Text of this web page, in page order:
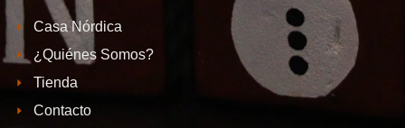
Casa Nórdica
¿Quiénes Somos?
Tienda
Contacto